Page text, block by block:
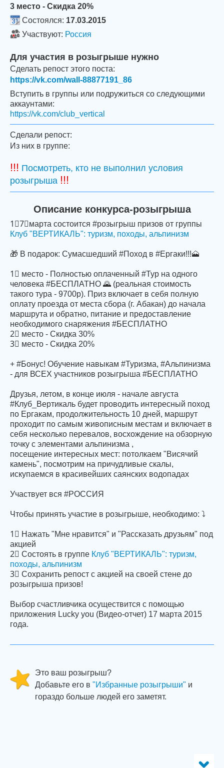
3 место - Скидка 20%
Состоялся: 17.03.2015
Участвуют: Россия
Для участия в розыгрыше нужно
Сделать репост этого поста:
https://vk.com/wall-88877191_86
Вступить в группы или подружиться со следующими
аккаунтами:
https://vk.com/club_vertical
Сделали репост:
Из них в группе:
!!! Посмотреть, кто не выполнил условия
розыгрыша !!!
Описание конкурса-розыгрыша
1⃣7⃣марта состоится #розыгрыш призов от группы
Клуб "ВЕРТИКАЛЬ": туризм, походы, альпинизм
🎁 В подарок: Сумасшедший #Поход в #Ергаки!!!🗻
1⃣ место - Полностью оплаченный #Тур на одного
человека #БЕСПЛАТНО 🌄 (реальная стоимость
такого тура - 9700р). Приз включает в себя полную
оплату проезда от места сбора (г. Абакан) до начала
маршрута и обратно, питание и предоставление
необходимого снаряжения #БЕСПЛАТНО
2⃣ место - Скидка 30%
3⃣ место - Скидка 20%
+ #Бонус! Обучение навыкам #Туризма, #Альпинизма
- для ВСЕХ участников розыгрыша #БЕСПЛАТНО
Друзья, летом, в конце июля - начале августа
#Клуб_Вертикаль будет проводить интересный поход
по Ергакам, продолжительность 10 дней, маршрут
проходит по самым живописным местам и включает в
себя несколько перевалов, восхождение на обзорную
точку с элементами альпинизма ,
посещение интересных мест: потолкаем "Висячий
камень", посмотрим на причудливые скалы,
искупаемся в красивейших саянских водопадах
Участвует вся #РОССИЯ
Чтобы принять участие в розыгрыше, необходимо: ⤵
1⃣ Нажать "Мне нравится" и "Рассказать друзьям" под
акцией
2⃣ Состоять в группе Клуб "ВЕРТИКАЛЬ": туризм,
походы, альпинизм
3⃣ Cохранить репост с акцией на своей стене до
розыгрыша призов!
Выбор счастливчика осуществится с помощью
приложения Lucky you (Видео-отчет) 17 марта 2015
года.
Это ваш розыгрыш?
Добавьте его в "Избранные розыгрыши" и
гораздо больше людей его заметят.